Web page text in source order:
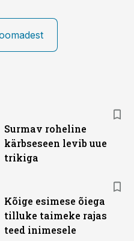
Surmav roheline
kärbseseen levib uue
trikiga
Kõige esimese õiega
tilluke taimeke rajas
teed inimesele